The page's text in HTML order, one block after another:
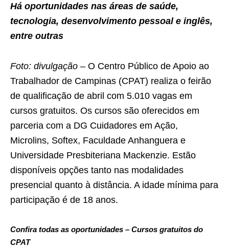
Há oportunidades nas áreas de saúde,
tecnologia, desenvolvimento pessoal e inglês,
entre outras
Foto: divulgação – O Centro Público de Apoio ao
Trabalhador de Campinas (CPAT) realiza o feirão
de qualificação de abril com 5.010 vagas em
cursos gratuitos. Os cursos são oferecidos em
parceria com a DG Cuidadores em Ação,
Microlins, Softex, Faculdade Anhanguera e
Universidade Presbiteriana Mackenzie. Estão
disponíveis opções tanto nas modalidades
presencial quanto à distância. A idade mínima para
participação é de 18 anos.
Confira todas as oportunidades – Cursos gratuitos do
CPAT